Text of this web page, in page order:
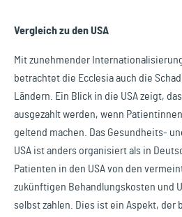
Vergleich zu den USA
Mit zunehmender
betrachtet die Ecclesia auch die
Ländern. Ein Blick in die USA zeigt,
ausgezahlt werden, wenn
geltend machen. Das Gesundheits-
USA ist anders organisiert als in
Patienten in den USA von den
zukünftigen Behandlungskosten und
selbst zahlen. Dies ist ein Aspekt, der